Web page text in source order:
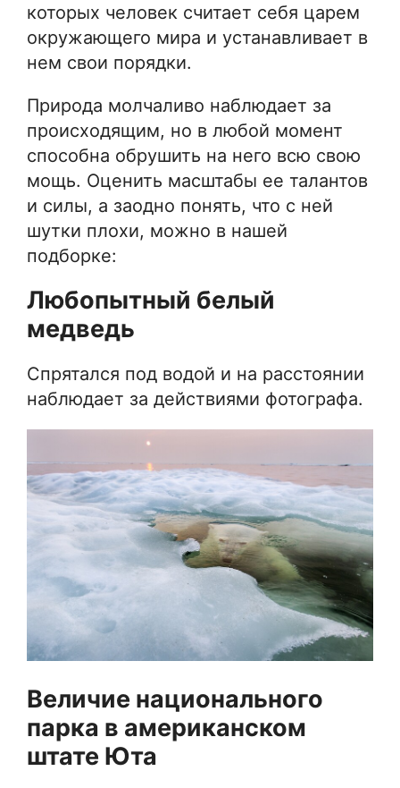
которых человек считает себя царем
окружающего мира и устанавливает в
нем свои порядки.
Природа молчаливо наблюдает за
происходящим, но в любой момент
способна обрушить на него всю свою
мощь. Оценить масштабы ее талантов
и силы, а заодно понять, что с ней
шутки плохи, можно в нашей
подборке:
Любопытный белый
медведь
Спрятался под водой и на расстоянии
наблюдает за действиями фотографа.
Величие национального
парка в американском
штате Юта